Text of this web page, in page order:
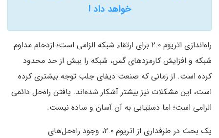
خواهد داد !
راه‌اندازی اتریوم ۲.۰ برای ارتقاء شبکه الزامی است؛ ازدحام مداوم
شبکه و افزایش کارمزدهای گس، شبکه را بیش از حد محدود
کرده است. از زمانی که صنعت دیفای جلب توجه بیشتری کرده
است، این مشکلات نیز بیشتر آشکار شده‌اند. یافتن راه‌حل دائمی
الزامی است؛ اما دستیابی به آن آسان و ساده نیست.
یک بحث در طرفداری از اتریوم ۲.۰، وجود راه‌حل‌های